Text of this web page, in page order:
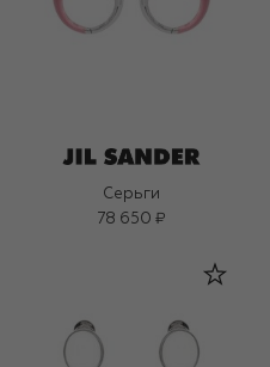
Серьги
78 650 ₽